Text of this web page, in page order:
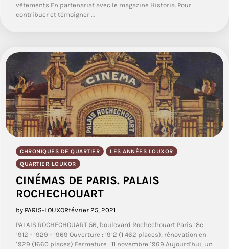
vêtements En partenariat avec le magazine Historia. Pour
contribuer et témoigner …
CHRONIQUES DE QUARTIER
LES ANNÉES LOUXOR
QUARTIER-LOUXOR
CINÉMAS DE PARIS. PALAIS
ROCHECHOUART
by PARIS-LOUXORfévrier 25, 2021
PALAIS ROCHECHOUART 56, boulevard Rochechouart Paris 18e
1912 - 1929 - 1969 Ouverture : 1912 (1 462 places), rénovation en
1929 (1660 places) Fermeture : 11 novembre 1969 Aujourd'hui, un